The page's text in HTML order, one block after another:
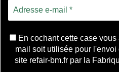
En cochant cette case
mail soit utilisée pour
site refair-bm.fr par la